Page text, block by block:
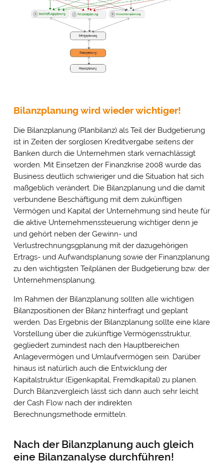
Bilanzplanung wird wieder wichtiger!
Die Bilanzplanung (Planbilanz) als Teil der Budgetierung
ist in Zeiten der sorglosen Kreditvergabe seitens der
Banken durch die Unternehmen stark vernachlässigt
worden. Mit Einsetzen der Finanzkrise 2008 wurde das
Business deutlich schwieriger und die Situation hat sich
maßgeblich verändert. Die Bilanzplanung und die damit
verbundene Beschäftigung mit dem zukünftigen
Vermögen und Kapital der Unternehmung sind heute für
die aktive Unternehmenssteuerung wichtiger denn je
und gehört neben der Gewinn- und
Verlustrechnungsgplanung mit der dazugehörigen
Ertrags- und Aufwandsplanung sowie der Finanzplanung
zu den wichtigsten Teilplänen der Budgetierung bzw. der
Unternehmensplanung.
Im Rahmen der Bilanzplanung sollten alle wichtigen
Bilanzpositionen der Bilanz hinterfragt und geplant
werden. Das Ergebnis der Bilanzplanung sollte eine klare
Vorstellung über die zukünftige Vermögensstruktur,
gegliedert zumindest nach den Hauptbereichen
Anlagevermögen und Umlaufvermögen sein. Darüber
hinaus ist natürlich auch die Entwicklung der
Kapitalstruktur (Eigenkapital, Fremdkapital) zu planen.
Durch Bilanzvergleich lässt sich dann auch sehr leicht
der Cash Flow nach der indirekten
Berechnungsmethode ermitteln.
Nach der Bilanzplanung auch gleich
eine Bilanzanalyse durchführen!